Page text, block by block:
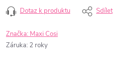
Dotaz k produktu Sdílet
Značka: Maxi Cosi
Záruka: 2 roky